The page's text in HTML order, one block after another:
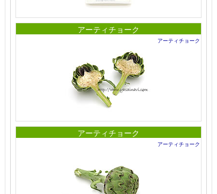
アーティチョーク
アーティチョーク
アーティチョーク
アーティチョーク